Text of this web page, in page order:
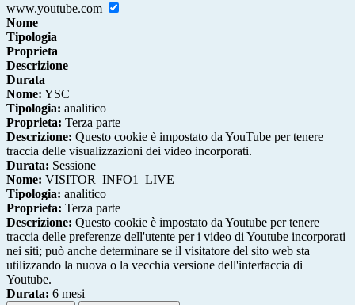
www.youtube.com
Nome
Tipologia
Proprieta
Descrizione
Durata
Nome: YSC
Tipologia: analitico
Proprieta: Terza parte
Descrizione: Questo cookie è impostato da YouTube per tenere
traccia delle visualizzazioni dei video incorporati.
Durata: Sessione
Nome: VISITOR_INFO1_LIVE
Tipologia: analitico
Proprieta: Terza parte
Descrizione: Questo cookie è impostato da Youtube per tenere
traccia delle preferenze dell'utente per i video di Youtube incorporati
nei siti; può anche determinare se il visitatore del sito web sta
utilizzando la nuova o la vecchia versione dell'interfaccia di
Youtube.
Durata: 6 mesi